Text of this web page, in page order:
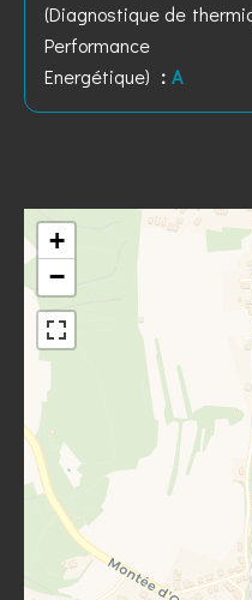
(Diagnostique de
Performance
Energétique)
A
+
−